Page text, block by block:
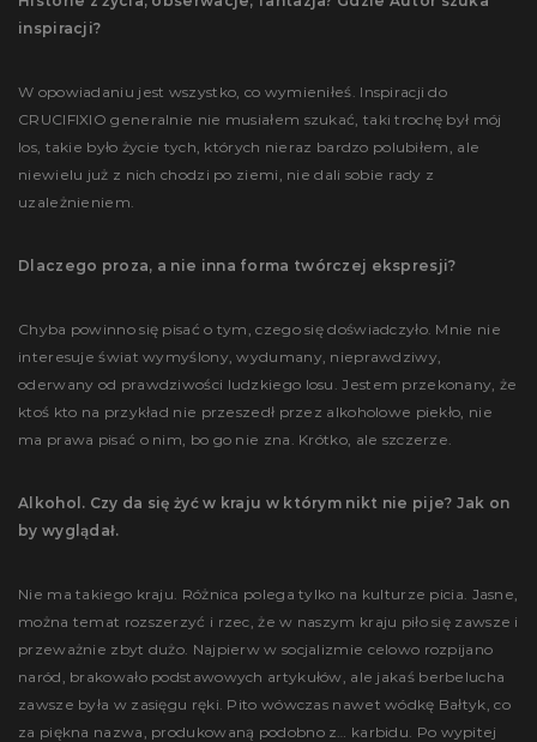
inspiracji?
W opowiadaniu jest wszystko, co wymieniłeś. Inspiracji do
CRUCIFIXIO generalnie nie musiałem szukać, taki trochę był mój
los, takie było życie tych, których nieraz bardzo polubiłem, ale
niewielu już z nich chodzi po ziemi, nie dali sobie rady z
uzależnieniem.
Dlaczego proza, a nie inna forma twórczej ekspresji?
Chyba powinno się pisać o tym, czego się doświadczyło. Mnie nie
interesuje świat wymyślony, wydumany, nieprawdziwy,
oderwany od prawdziwości ludzkiego losu. Jestem przekonany, że
ktoś kto na przykład nie przeszedł przez alkoholowe piekło, nie
ma prawa pisać o nim, bo go nie zna. Krótko, ale szczerze.
Alkohol. Czy da się żyć w kraju w którym nikt nie pije? Jak on
by wyglądał.
Nie ma takiego kraju. Różnica polega tylko na kulturze picia. Jasne,
można temat rozszerzyć i rzec, że w naszym kraju piło się zawsze i
przeważnie zbyt dużo. Najpierw w socjalizmie celowo rozpijano
naród, brakowało podstawowych artykułów, ale jakaś berbelucha
zawsze była w zasięgu ręki. Pito wówczas nawet wódkę Bałtyk, co
za piękna nazwa, produkowaną podobno z… karbidu. Po wypitej